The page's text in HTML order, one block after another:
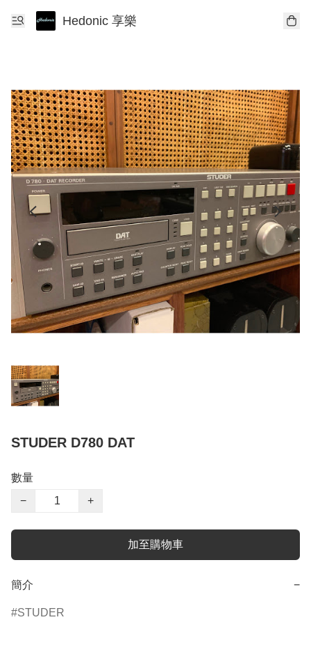
Hedonic 享樂
STUDER D780 DAT
數量
−
+
加至購物車
簡介 −
STUDER